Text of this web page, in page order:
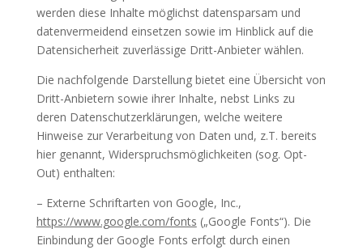
werden diese Inhalte möglichst datensparsam und
datenvermeidend einsetzen sowie im Hinblick auf die
Datensicherheit zuverlässige Dritt-Anbieter wählen.
Die nachfolgende Darstellung bietet eine Übersicht von
Dritt-Anbietern sowie ihrer Inhalte, nebst Links zu
deren Datenschutzerklärungen, welche weitere
Hinweise zur Verarbeitung von Daten und, z.T. bereits
hier genannt, Widerspruchsmöglichkeiten (sog. Opt-
Out) enthalten:
– Externe Schriftarten von Google, Inc.,
https://www.google.com/fonts („Google Fonts“). Die
Einbindung der Google Fonts erfolgt durch einen